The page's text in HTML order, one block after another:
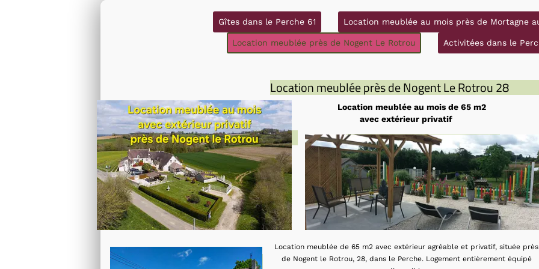
Gîtes dans le Perche 61 Location meublée au mois près de Mortagne
Location meublée près de Nogent Le Rotrou Activitées dans le
Location meublée près de Nogent Le Rotrou 28
Location meublée au mois de 65 m2
avec extérieur privatif
location-meublee-nogent-le-rotrou 28 location-meublee-nogent-le-rotrou 28
Location meublée de 65 m2 avec extérieur agréable et privatif, située près
de Nogent le Rotrou, 28, dans le Perche. Logement entièrement équipé
llocation meublee exterieur nogent le rotrou 28